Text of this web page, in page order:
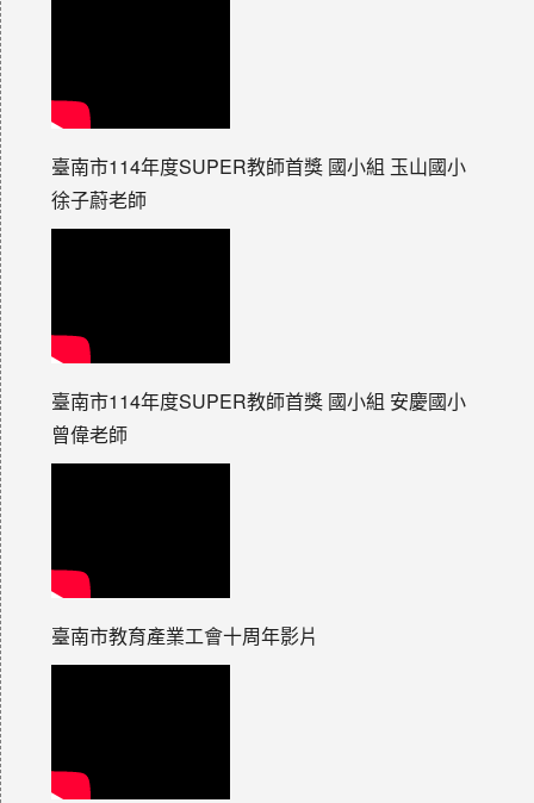
臺南市114年度SUPER教師首獎 國小組 玉山國小
徐子蔚老師
臺南市114年度SUPER教師首獎 國小組 安慶國小
曾偉老師
臺南市教育產業工會十周年影片